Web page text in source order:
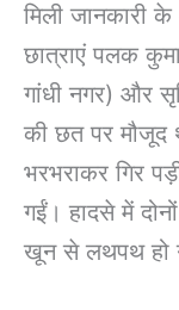
मिली जानकारी
छात्राएं पलक
गांधी नगर) और
की छत पर मौजूद
भरभराकर गिर
गईं। हादसे में
खून से लथपथ हो